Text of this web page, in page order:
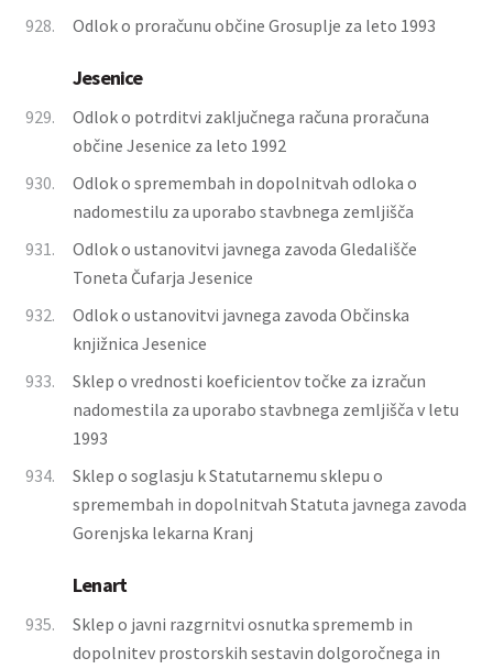
928.
Odlok o proračunu občine Grosuplje za leto 1993
Jesenice
929.
Odlok o potrditvi zaključnega računa proračuna
občine Jesenice za leto 1992
930.
Odlok o spremembah in dopolnitvah odloka o
nadomestilu za uporabo stavbnega zemljišča
931.
Odlok o ustanovitvi javnega zavoda Gledališče
Toneta Čufarja Jesenice
932.
Odlok o ustanovitvi javnega zavoda Občinska
knjižnica Jesenice
933.
Sklep o vrednosti koeficientov točke za izračun
nadomestila za uporabo stavbnega zemljišča v letu
1993
934.
Sklep o soglasju k Statutarnemu sklepu o
spremembah in dopolnitvah Statuta javnega zavoda
Gorenjska lekarna Kranj
Lenart
935.
Sklep o javni razgrnitvi osnutka sprememb in
dopolnitev prostorskih sestavin dolgoročnega in